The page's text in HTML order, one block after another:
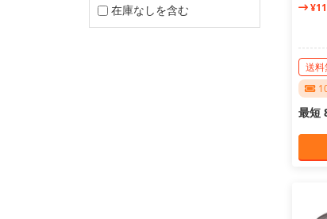
在庫なしを含む
送料
最短